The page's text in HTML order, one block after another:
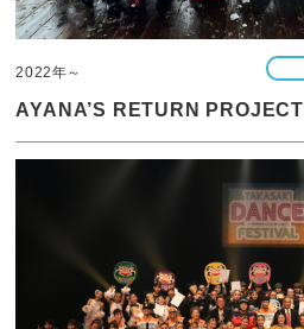
2022年～
AYANA’S RETURN PROJECT